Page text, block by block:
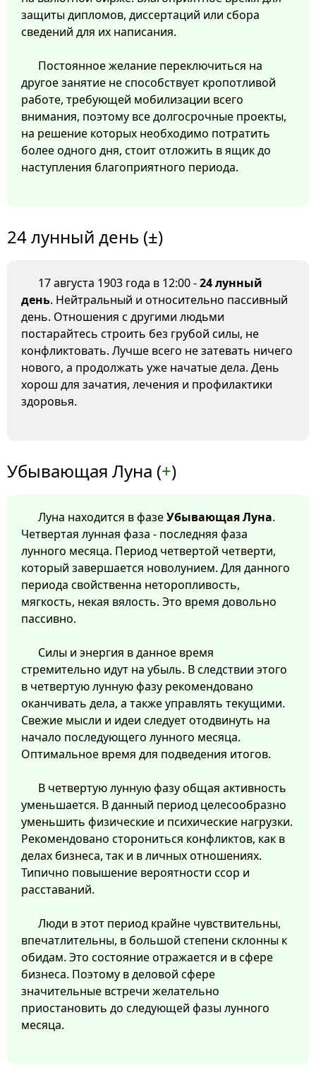
защиты дипломов, диссертаций или сбора
сведений для их написания.
Постоянное желание переключиться на
другое занятие не способствует кропотливой
работе, требующей мобилизации всего
внимания, поэтому все долгосрочные проекты,
на решение которых необходимо потратить
более одного дня, стоит отложить в ящик до
наступления благоприятного периода.
24 лунный день (±)
17 августа 1903 года в 12:00 -24 лунный
день. Нейтральный и относительно пассивный
день. Отношения с другими людьми
постарайтесь строить без грубой силы, не
конфликтовать. Лучше всего не затевать ничего
нового, а продолжать уже начатые дела. День
хорош для зачатия, лечения и профилактики
здоровья.
Убывающая Луна (+)
Луна находится в фазеУбывающая Луна.
Четвертая лунная фаза - последняя фаза
лунного месяца. Период четвертой четверти,
который завершается новолунием. Для данного
периода свойственна неторопливость,
мягкость, некая вялость. Это время довольно
пассивно.
Силы и энергия в данное время
стремительно идут на убыль. В следствии этого
в четвертую лунную фазу рекомендовано
оканчивать дела, а также управлять текущими.
Свежие мысли и идеи следует отодвинуть на
начало последующего лунного месяца.
Оптимальное время для подведения итогов.
В четвертую лунную фазу общая активность
уменьшается. В данный период целесообразно
уменьшить физические и психические нагрузки.
Рекомендовано сторониться конфликтов, как в
делах бизнеса, так и в личных отношениях.
Типично повышение вероятности ссор и
расставаний.
Люди в этот период крайне чувствительны,
впечатлительны, в большой степени склонны к
обидам. Это состояние отражается и в сфере
бизнеса. Поэтому в деловой сфере
значительные встречи желательно
приостановить до следующей фазы лунного
месяца.